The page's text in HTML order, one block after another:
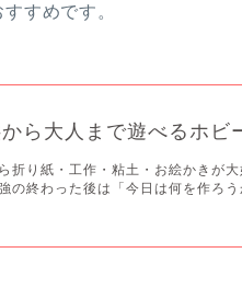
すめです。
ら大人まで遊べるホビ
折り紙・工作・粘土・お絵かきが
の終わった後は「今日は何を作ろ